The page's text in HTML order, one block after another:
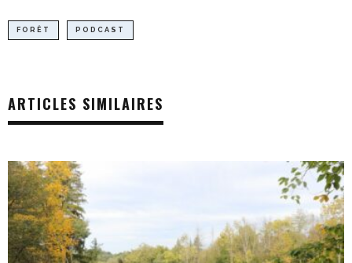
FORÊT PODCAST
ARTICLES SIMILAIRES